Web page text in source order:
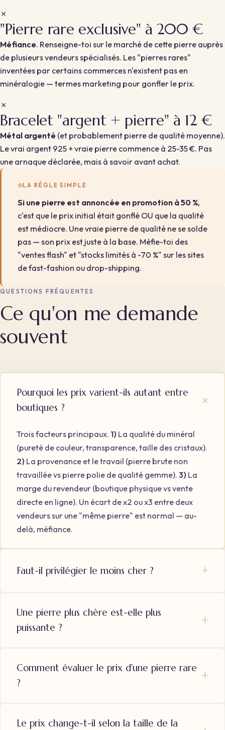
✗
"Pierre rare exclusive" à 200 €
Méfiance. Renseigne-toi sur le marché de cette pierre auprès
de plusieurs vendeurs spécialisés. Les "pierres rares"
inventées par certains commerces n'existent pas en
minéralogie — termes marketing pour gonfler le prix.
✗
Bracelet "argent + pierre" à 12 €
Métal argenté (et probablement pierre de qualité moyenne).
Le vrai argent 925 + vraie pierre commence à 25-35 €. Pas
une arnaque déclarée, mais à savoir avant achat.
LA RÈGLE SIMPLE
Si une pierre est annoncée en promotion à 50 %,
c'est que le prix initial était gonflé OU que la qualité
est médiocre. Une vraie pierre de qualité ne se solde
pas — son prix est juste à la base. Méfie-toi des
"ventes flash" et "stocks limités à -70 %" sur les sites
de fast-fashion ou drop-shipping.
QUESTIONS FRÉQUENTES
Ce qu'on me demande
souvent
Pourquoi les prix varient-ils autant entre
boutiques ?
Trois facteurs principaux. 1) La qualité du minéral
(pureté de couleur, transparence, taille des cristaux).
2) La provenance et le travail (pierre brute non
travaillée vs pierre polie de qualité gemme). 3) La
marge du revendeur (boutique physique vs vente
directe en ligne). Un écart de x2 ou x3 entre deux
vendeurs sur une "même pierre" est normal — au-
delà, méfiance.
Faut-il privilégier le moins cher ?
Une pierre plus chère est-elle plus
puissante ?
Comment évaluer le prix d'une pierre rare
?
Le prix change-t-il selon la taille de la